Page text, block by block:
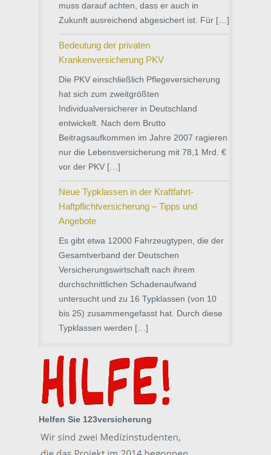
muss darauf achten, dass er auch in
Zukunft ausreichend abgesichert ist. Für […]
Bedeutung der privaten
Krankenversicherung PKV
Die PKV einschließlich Pflegeversicherung
hat sich zum zweitgrößten
Individualversicherer in Deutschland
entwickelt. Nach dem Brutto
Beitragsaufkommen im Jahre 2007 ragieren
nur die Lebensversicherung mit 78,1 Mrd. €
vor der PKV […]
Neue Typklassen in der Kraftfahrt-
Haftpflichtversicherung – Tipps und
Angebote
Es gibt etwa 12000 Fahrzeugtypen, die der
Gesamtverband der Deutschen
Versicherungswirtschaft nach ihrem
durchschnittlichen Schadenaufwand
untersucht und zu 16 Typklassen (von 10
bis 25) zusammengefasst hat. Durch diese
Typklassen werden […]
Helfen Sie 123versicherung